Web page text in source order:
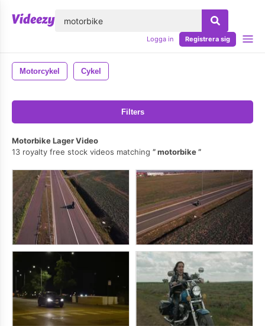
Logga in Registrera sig
Motorcykel Cykel
Filters
Motorbike Lager Video
13 royalty free stock videos matching
motorbike